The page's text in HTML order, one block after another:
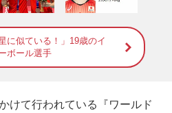
に似ている！」19歳のイ
ボール選手
けて行われている『ワールド